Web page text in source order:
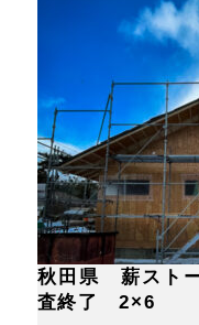
秋田県 薪スト
査終了 2×6